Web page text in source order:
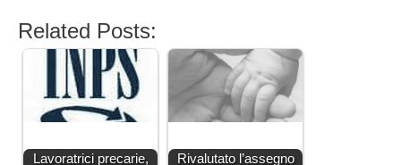
Related Posts:
Lavoratrici precarie, Rivalutato l’assegno